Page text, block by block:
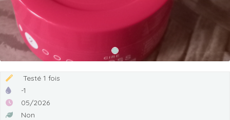
Testé 1 fois
-1
05/2026
Non